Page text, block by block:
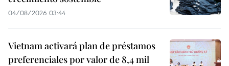
04/08/2026 03:44
Vietnam activará plan de préstamos
preferenciales por valor de 8,4 mil